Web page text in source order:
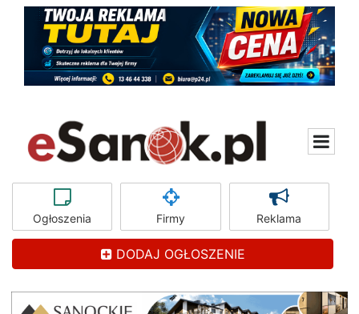
Ogłoszenia Firmy Reklama
DODAJ OGŁOSZENIE